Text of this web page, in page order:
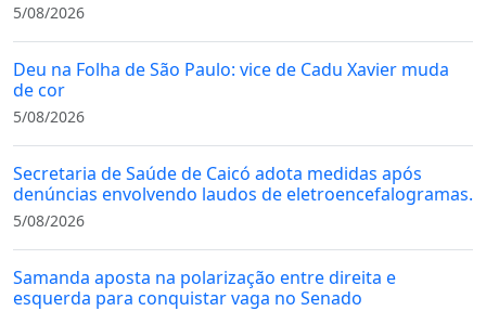
5/08/2026
Deu na Folha de São Paulo: vice de Cadu Xavier muda
de cor
5/08/2026
Secretaria de Saúde de Caicó adota medidas após
denúncias envolvendo laudos de eletroencefalogramas.
5/08/2026
Samanda aposta na polarização entre direita e
esquerda para conquistar vaga no Senado